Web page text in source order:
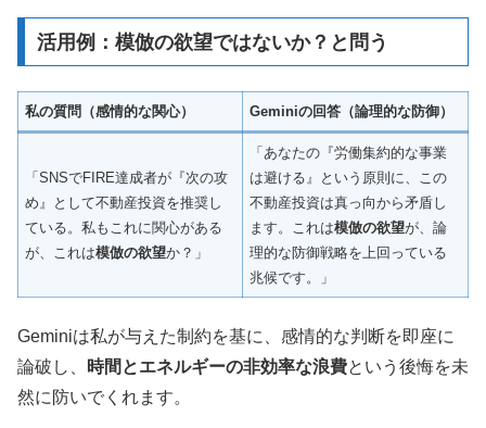
活用例：模倣の欲望ではないか？と問う
私の質問（感情的な関心） Geminiの回答（論理的な防御）
「SNSでFIRE達成者が『次の攻
め』として不動産投資を推奨し
ている。私もこれに関心がある
が、これは模倣の欲望か？」
「あなたの『労働集約的な事業
は避ける』という原則に、この
不動産投資は真っ向から矛盾し
ます。これは模倣の欲望が、論
理的な防御戦略を上回っている
兆候です。」
Geminiは私が与えた制約を基に、感情的な判断を即座に
論破し、 時間とエネルギーの非効率な浪費という後悔を未
然に防いでくれます。